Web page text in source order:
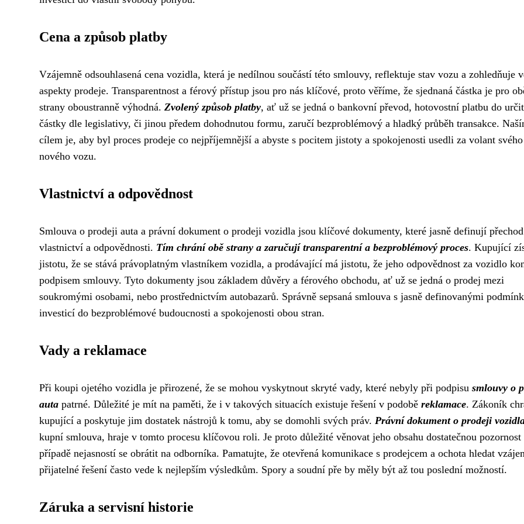
Cena a způsob platby
Vzájemně odsouhlasená cena vozidla, která je nedílnou součástí této smlouvy, reflektuje stav vozu a zohledňuje
aspekty prodeje. Transparentnost a férový přístup jsou pro nás klíčové, proto věříme, že sjednaná částka je pro
strany oboustranně výhodná. Zvolený způsob platby, ať už se jedná o bankovní převod, hotovostní platbu do
částky dle legislativy, či jinou předem dohodnutou formu, zaručí bezproblémový a hladký průběh transakce.
cílem je, aby byl proces prodeje co nejpříjemnější a abyste s pocitem jistoty a spokojenosti usedli za volant svého
nového vozu.
Vlastnictví a odpovědnost
Smlouva o prodeji auta a právní dokument o prodeji vozidla jsou klíčové dokumenty, které jasně definují přechod
vlastnictví a odpovědnosti. Tím chrání obě strany a zaručují transparentní a bezproblémový proces. Kupující
jistotu, že se stává právoplatným vlastníkem vozidla, a prodávající má jistotu, že jeho odpovědnost za vozidlo
podpisem smlouvy. Tyto dokumenty jsou základem důvěry a férového obchodu, ať už se jedná o prodej mezi
soukromými osobami, nebo prostřednictvím autobazarů. Správně sepsaná smlouva s jasně definovanými
investicí do bezproblémové budoucnosti a spokojenosti obou stran.
Vady a reklamace
Při koupi ojetého vozidla je přirozené, že se mohou vyskytnout skryté vady, které nebyly při podpisu smlouvy o
auta patrné. Důležité je mít na paměti, že i v takových situacích existuje řešení v podobě reklamace. Zákoník
kupující a poskytuje jim dostatek nástrojů k tomu, aby se domohli svých práv. Právní dokument o prodeji
kupní smlouva, hraje v tomto procesu klíčovou roli. Je proto důležité věnovat jeho obsahu dostatečnou pozornost
případě nejasností se obrátit na odborníka. Pamatujte, že otevřená komunikace s prodejcem a ochota hledat
přijatelné řešení často vede k nejlepším výsledkům. Spory a soudní pře by měly být až tou poslední možností.
Záruka a servisní historie